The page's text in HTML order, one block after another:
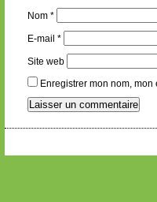
Nom *
E-mail *
Site web
Enregistrer mon nom,